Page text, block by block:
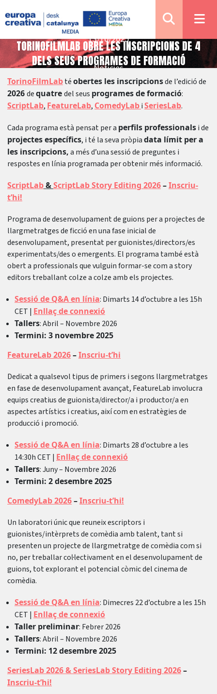
Notícies
TORINOFILMLAB OBRE LES INSCRIPCIONS DE 4
DELS SEUS PROGRAMES DE FORMACIÓ
13/10/2025
TorinoFilmLabtéobertes les inscripcionsde l’edició de
2026dequatredel seus programes de formació:
ScriptLab, FeatureLab, ComedyLabiSeriesLab.
Cada programa està pensat per a perfils professionalsi de
projectes específics, i té la seva pròpiadata límit per a
les inscripcions,a més d’una sessió de preguntes i
respostes en línia programada per obtenir més informació.
ScriptLab&ScriptLab Story Editing 2026–Inscriu-
t’hi!
Programa de desenvolupament de guions per a projectes de
llargmetratges de ficció en una fase inicial de
desenvolupament, presentat per guionistes/directors/es
experimentats/des o emergents. El programa també està
obert a professionals que vulguin formar-se com a story
editors treballant colze a colze amb els projectes.
Sessió de Q&A en línia: Dimarts 14 d’octubre a les 15h
CET | Enllaç de connexió
Tallers: Abril – Novembre 2026
Termini: 3 novembre 2025
FeatureLab 2026–Inscriu-t’hi
Dedicat a qualsevol tipus de primers i segons llargmetratges
en fase de desenvolupament avançat, FeatureLab involucra
equips creatius de guionista/director/a i productor/a en
aspectes artístics i creatius, així com en estratègies de
producció i promoció.
Sessió de Q&A en línia: Dimarts 28 d’octubre a les
14:30h CET | Enllaç de connexió
Tallers: Juny – Novembre 2026
Termini: 2 desembre 2025
ComedyLab 2026–Inscriu-t’hi!
Un laboratori únic que reuneix escriptors i
guionistes/intèrprets de comèdia amb talent, tant si
presenten un projecte de llargmetratge de comèdia com si
no, per treballar col·lectivament en el desenvolupament de
guions, tot explorant el potencial còmic del cinema de
comèdia.
Sessió de Q&A en línia: Dimecres 22 d’octubre a les 15h
CET | Enllaç de connexió
Taller preliminar: Febrer 2026
Tallers: Abril – Novembre 2026
Termini: 12 desembre 2025
SeriesLab 2026 & SeriesLab Story Editing 2026–
Inscriu-t’hi!